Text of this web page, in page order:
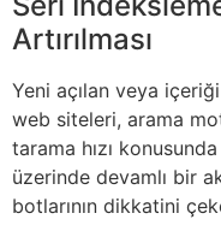
Artırılması
Yeni açılan veya
web siteleri, arama
tarama hızı
üzerinde devamlı bir
botlarının dikkatini